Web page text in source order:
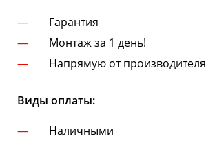
Гарантия
Монтаж за 1 день!
Напрямую от производителя
Виды оплаты:
Наличными